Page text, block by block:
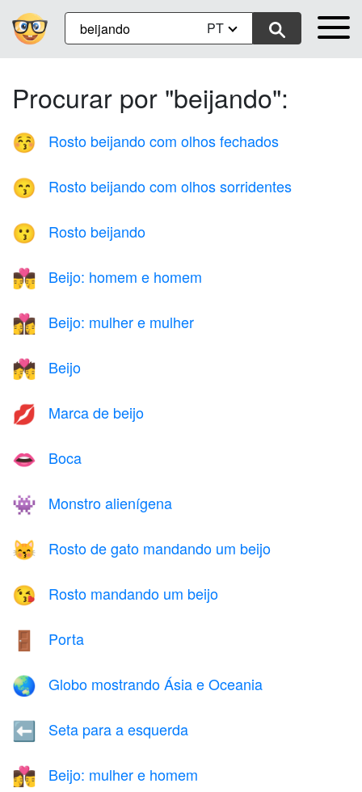
PT
Procurar por "beijando":
😚 Rosto beijando com olhos fechados
😙 Rosto beijando com olhos sorridentes
😗 Rosto beijando
👨‍❤️‍💋‍👨 Beijo: homem e homem
👩‍❤️‍💋‍👩 Beijo: mulher e mulher
💏 Beijo
💋 Marca de beijo
👄 Boca
👾 Monstro alienígena
😽 Rosto de gato mandando um beijo
😘 Rosto mandando um beijo
🚪 Porta
🌏 Globo mostrando Ásia e Oceania
⬅️ Seta para a esquerda
👩‍❤️‍💋‍👨 Beijo: mulher e homem